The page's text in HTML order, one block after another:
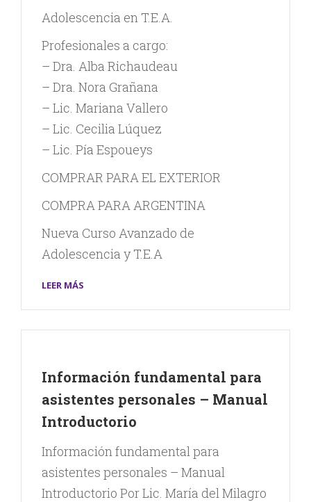
Adolescencia en T.E.A.
Profesionales a cargo:
– Dra. Alba Richaudeau
– Dra. Nora Grañana
– Lic. Mariana Vallero
– Lic. Cecilia Lúquez
– Lic. Pía Espoueys
COMPRAR PARA EL EXTERIOR
COMPRA PARA ARGENTINA
Nueva Curso Avanzado de
Adolescencia y T.E.A
LEER MÁS
Información fundamental para
asistentes personales – Manual
Introductorio
Información fundamental para
asistentes personales – Manual
Introductorio Por Lic. María del Milagro